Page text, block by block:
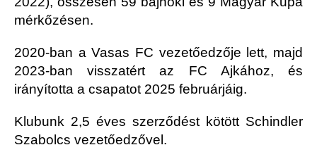
mérkőzésen.
2020-ban a Vasas FC vezetőedzője lett, majd
2023-ban visszatért az FC Ajkához, és
irányította a csapatot 2025 februárjáig.
Klubunk 2,5 éves szerződést kötött Schindler
Szabolcs vezetőedzővel.